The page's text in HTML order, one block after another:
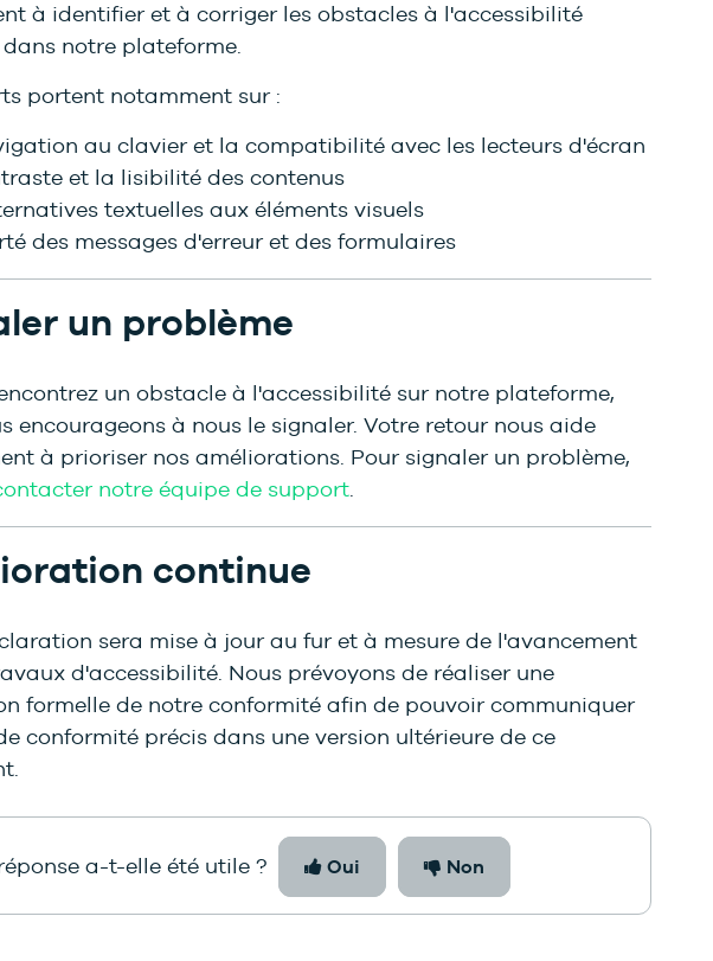
à identifier et à corriger les obstacles à l'accessibilité
dans notre plateforme.
portent notamment sur :
au clavier et la compatibilité avec les lecteurs d'écran
et la lisibilité des contenus
textuelles aux éléments visuels
des messages d'erreur et des formulaires
un problème
un obstacle à l'accessibilité sur notre plateforme,
encourageons à nous le signaler. Votre retour nous aide
à prioriser nos améliorations. Pour signaler un problème,
notre équipe de support.
continue
sera mise à jour au fur et à mesure de l'avancement
d'accessibilité. Nous prévoyons de réaliser une
formelle de notre conformité afin de pouvoir communiquer
conformité précis dans une version ultérieure de ce
a-t-elle été utile ? Oui Non